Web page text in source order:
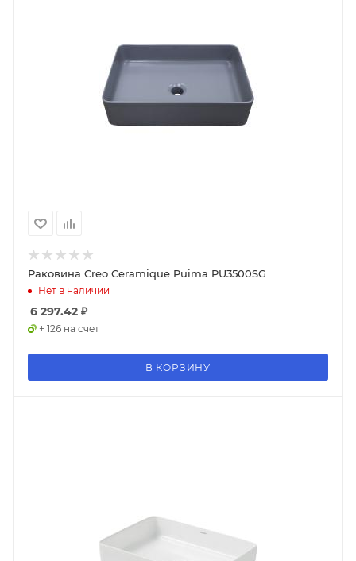
Раковина Creo Ceramique Puima PU3500SG
Нет в наличии
6 297.42 ₽
+ 126 на счет
В КОРЗИНУ